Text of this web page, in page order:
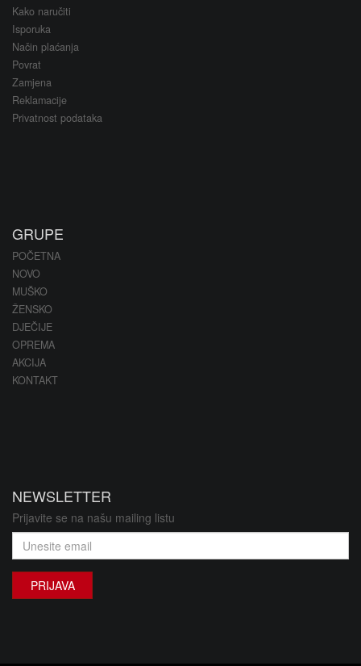
Kako naručiti
Isporuka
Način plaćanja
Povrat
Zamjena
Reklamacije
Privatnost podataka
GRUPE
POČETNA
NOVO
MUŠKO
ŽENSKO
DJEČIJE
OPREMA
AKCIJA
KONTAKT
NEWSLETTER
Prijavite se na našu mailing listu
PRIJAVA